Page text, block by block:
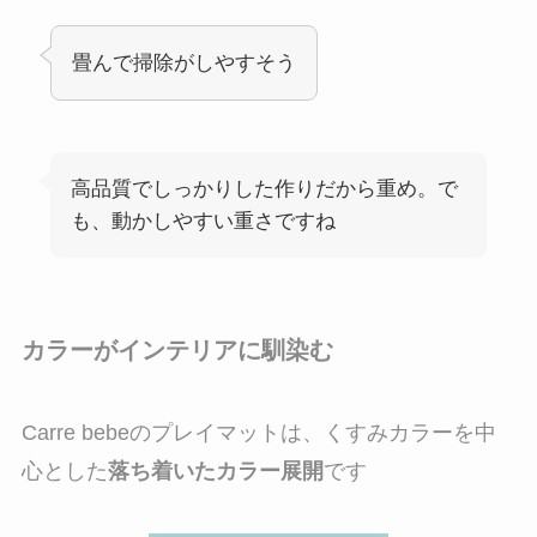
畳んで掃除がしやすそう
高品質でしっかりした作りだから重め。で
も、動かしやすい重さですね
カラーがインテリアに馴染む
Carre bebeのプレイマットは、くすみカラーを中
心とした落ち着いたカラー展開です